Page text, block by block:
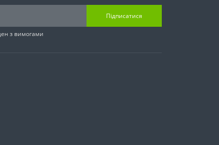
Підписатися
з вимогами